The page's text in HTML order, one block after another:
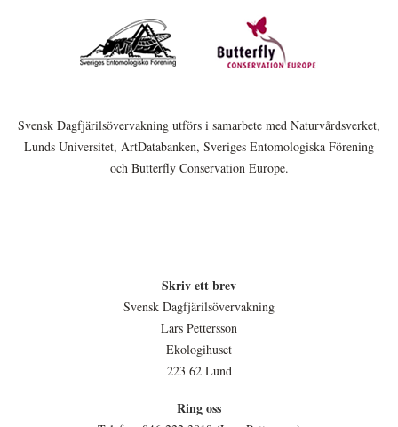
Svensk Dagfjärilsövervakning utförs i samarbete med Naturvårdsverket,
Lunds Universitet, ArtDatabanken, Sveriges Entomologiska Förening
och Butterfly Conservation Europe.
Skriv ett brev
Svensk Dagfjärilsövervakning
Lars Pettersson
Ekologihuset
223 62 Lund
Ring oss